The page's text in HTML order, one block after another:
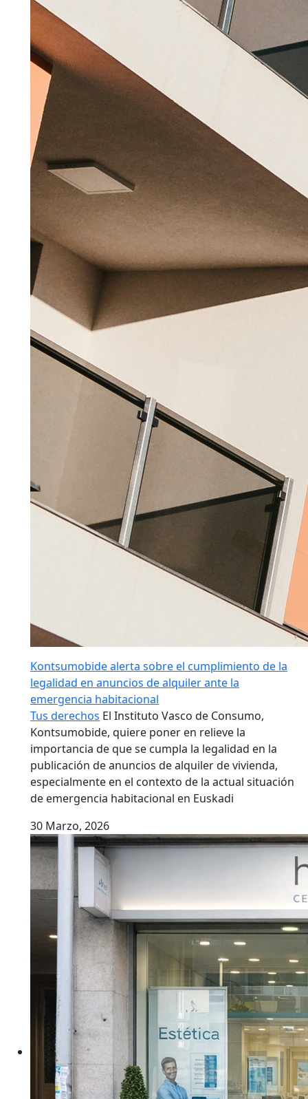
Kontsumobide alerta sobre el cumplimiento de la
legalidad en anuncios de alquiler ante la
emergencia habitacional
Tus derechos El Instituto Vasco de Consumo,
Kontsumobide, quiere poner en relieve la
importancia de que se cumpla la legalidad en la
publicación de anuncios de alquiler de vivienda,
especialmente en el contexto de la actual situación
de emergencia habitacional en Euskadi
30 Marzo, 2026